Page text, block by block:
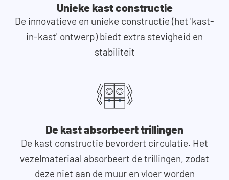
Unieke kast constructie
De innovatieve en unieke constructie (het 'kast-
in-kast' ontwerp) biedt extra stevigheid en
stabiliteit
De kast absorbeert trillingen
De kast constructie bevordert circulatie. Het
vezelmateriaal absorbeert de trillingen, zodat
deze niet aan de muur en vloer worden